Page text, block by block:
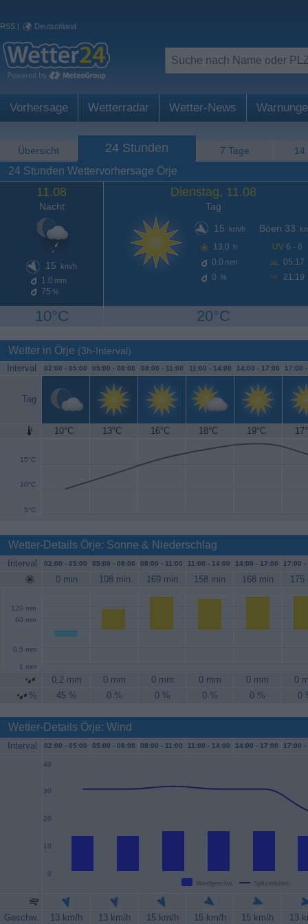
RSS | Deutschland
Vorhersage Wetterradar Wetter-News
Übersicht 24 Stunden 7 Tage 14
24 Stunden Wettervorhersage Örje
11.08
Nacht
15 km/h
1.0 mm
75 %
10°C
Dienstag, 11.08
Tag
15
km/h
13,0 h
0.0 mm
0 %
Böen 33
UV 6 - 6
05:17
21:19
20°C
Wetter in Örje (3h-Interval)
Interval 02:00 - 05:00 05:00 - 08:00 08:00 - 11:00 11:00 - 14:00 14:00 - 17:00 17:00
Tag
10°C 13°C 16°C 18°C 19°C
5°C
10°C
15°C
20°C
Wetter-Details Örje: Sonne & Niederschlag
Interval 02:00 - 05:00 05:00 - 08:00 08:00 - 11:00 11:00 - 14:00 14:00 - 17:00 17:00 -
0 min 108 min 169 min 158 min 168 min 175
60 min
120 min
0.5 mm
1 mm
0,2 mm 0 mm 0 mm 0 mm 0 mm
0
%
45 % 0 % 0 % 0 % 0 % 0
Wetter-Details Örje: Wind
Interval 02:00 - 05:00 05:00 - 08:00 08:00 - 11:00 11:00 - 14:00 14:00 - 17:00 17:00 -
Windgeschw. Spitzenböen
0
10
20
30
40
Geschw. 13 km/h 13 km/h 15 km/h 15 km/h 15 km/h
13